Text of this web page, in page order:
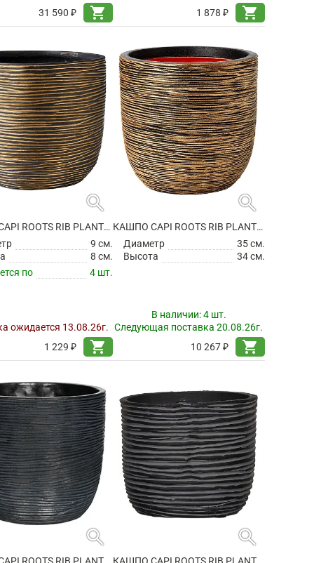
31 590 ₽
shopping_cart
1 878 ₽
shopping_cart
search
КАШПО CAPI ROOTS RIB PLANTER BALL BLACK GOLD
9 см.
8 см.
по
4 шт.
ожидается 13.08.26г.
1 229 ₽
shopping_cart
search
КАШПО CAPI ROOTS RIB PLANTER BALL BLACK GOLD
Диаметр
35 см.
Высота
34 см.
В наличии:4 шт.
Следующая поставка 20.08.26г.
10 267 ₽
shopping_cart
search search
КАШПО CAPI ROOTS RIB PLANTER BALL BLACK